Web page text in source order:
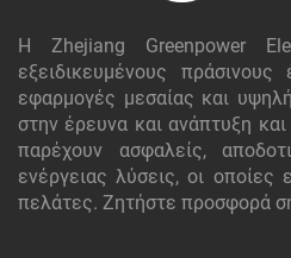
Η Zhejiang Greenpower
εξειδικευμένους
εφαρμογές μεσαίας και
στην έρευνα και ανάπτυξη
παρέχουν ασφαλείς,
ενέργειας λύσεις, οι οποίες
πελάτες. Ζητήστε προσφορά